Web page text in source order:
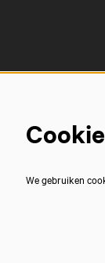
We gebruiken